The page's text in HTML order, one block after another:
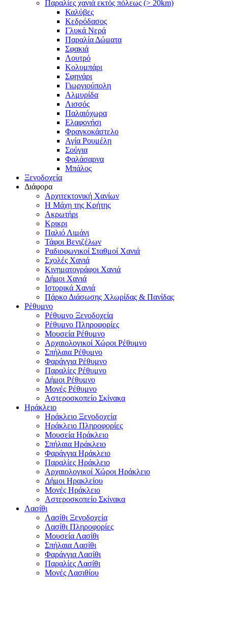
Παραλίες χανιά εκτός πόλεως (> 20km)
Καλύβες
Κεδρόδασος
Γλυκά Νερά
Παραλία Δώματα
Σφακιά
Λουτρό
Κολυμπάρι
Σφηνάρι
Γιωργιούπολη
Αλμυρίδα
Λισσός
Παλαιόχωρα
Ελαφονήσι
Φραγκοκάστελο
Αγία Ρουμέλη
Σούγια
Φαλάσαρνα
Μπάλος
Ξενοδοχεία
Διάφορα
Αρχιτεκτονική Χανίων
Η Μάχη της Κρήτης
Ακρωτήρι
Κρικρι
Παλιό Λιμάνι
Τάφοι Βενιζέλων
Ραδιοφωνικοί Σταθμοί Χανιά
Σχολές Χανιά
Κινηματογράφοι Χανιά
Δήμοι Χανιά
Ιστορικά Χανιά
Πάρκο Διάσωσης Χλωρίδας & Πανίδας
Ρέθυμνο
Ρέθυμνο Ξενοδοχεία
Ρέθυμνο Πληροφορίες
Μουσεία Ρέθυμνο
Αρχαιολογικοί Χώροι Ρέθυμνο
Σπήλαια Ρέθυμνο
Φαράγγια Ρέθυμνο
Παραλίες Ρέθυμνο
Δήμοι Ρέθυμνο
Μονές Ρέθυμνο
Αστεροσκοπείο Σκίνακα
Ηράκλειο
Ηράκλειο Ξενοδοχεία
Ηράκλειο Πληροφορίες
Μουσεία Ηράκλειο
Σπήλαια Ηράκλειο
Φαράγγια Ηράκλειο
Παραλίες Ηράκλειο
Αρχαιολογικοί Χώροι Ηράκλειο
Δήμοι Ηρακλείου
Μονές Ηράκλειο
Αστεροσκοπείο Σκίνακα
Λασίθι
Λασίθι Ξενοδοχεία
Λασίθι Πληροφορίες
Μουσεία Λασίθι
Σπήλαια Λασίθι
Φαράγγια Λασίθι
Παραλίες Λασίθι
Μονές Λασιθίου